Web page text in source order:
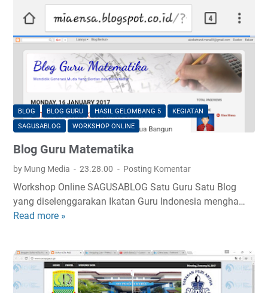
N
G
L
A
W
W
G
R
O
A
D
U
S
A
B
L
O
G
d
i
U
P
T
e
n
d
i
k
BLOG BLOG GURU HASIL GELOMBANG 5
KEGIATAN
SAGUSABLOG
WORKSHOP ONLINE
Blog Guru Matematika
by Mung Media 23.28.00 Posting Komentar
Workshop Online SAGUSABLOG Satu Guru Satu Blog
yang diselenggarakan Ikatan Guru Indonesia mengha…
Read more »
g
G
u